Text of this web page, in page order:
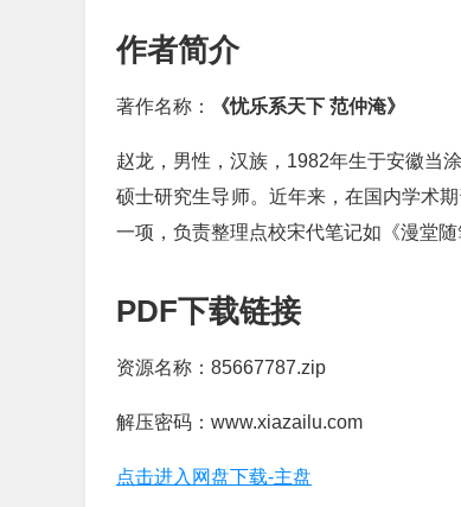
作者简介
著作名称： 《忧乐系天下 范仲淹》
赵龙，男性，汉族，1982年生于安徽当
硕士研究生导师。近年来，在国内学术
一项，负责整理点校宋代笔记如《漫堂随
PDF下载链接
资源名称：85667787.zip
解压密码：www.xiazailu.com
点击进入网盘下载-主盘